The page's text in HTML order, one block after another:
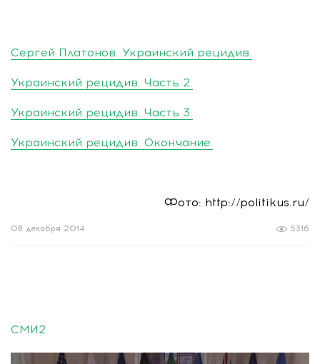
Сергей Платонов. Украинский рецидив.
Украинский рецидив. Часть 2.
Украинский рецидив. Часть 3.
Украинский рецидив. Окончание.
Фото: http://politikus.ru/
5316
08 декабря 2014
СМИ2